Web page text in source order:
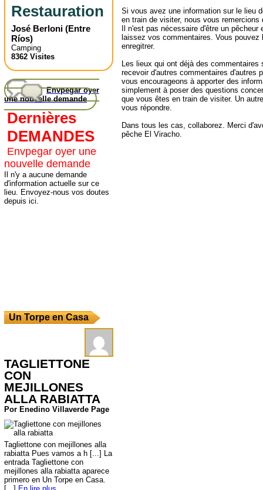
Restauration
José Berloni (Entre
Ríos)
Camping
8362 Visites
Envpegar oyer
une nouvelle demande
Dernières
DEMANDES
Envpegar oyer une
nouvelle demande
Il n'y a aucune demande
d'information actuelle sur ce
lieu. Envoyez-nous vos doutes
depuis ici.
Un Torpe en Casa
TAGLIETTONE
CON
MEJILLONES
ALLA RABIATTA
Por Enedino Villaverde Page
Tagliettone con mejillones alla
rabiatta Pues vamos a h [...] La
entrada Tagliettone con
mejillones alla rabiatta aparece
primero en Un Torpe en Casa.
Si vous avez une information sur le lieu
en train de visiter, nous vous remercions
Il n'est pas nécessaire d'être un
laissez vos commentaires. Vous pouvez
enregitrer.
Les lieux qui ont déjà des
recevoir d'autres commentaires d'autres
vous encourageons à apporter des
simplement à poser des questions
que vous êtes en train de visiter. Un
vous répondre.
Dans tous les cas, collaborez. Merci
pêche El Viracho.